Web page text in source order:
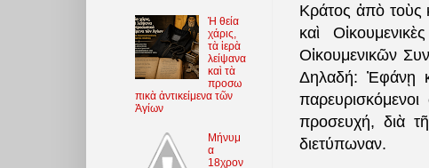
Κράτος ἀπὸ τοὺς
καὶ
Οἰκουμενικῶν
Δηλαδή: Ἐφάνῃ
προσευχή, διὰ
διετύπωναν.
Ἡ θεία
χάρις,
τὰ ἱερὰ
λείψανα
καὶ τὰ
προσω
πικὰ ἀντικείμενα τῶν
Ἁγίων
Μήνυμ
α
18χρον